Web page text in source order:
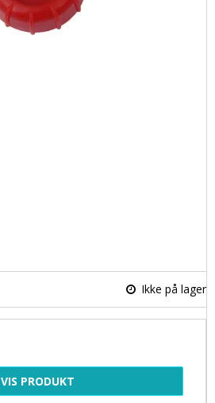
Ikke på lager
VIS PRODUKT